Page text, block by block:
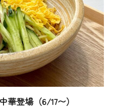
華登場（6/17〜）